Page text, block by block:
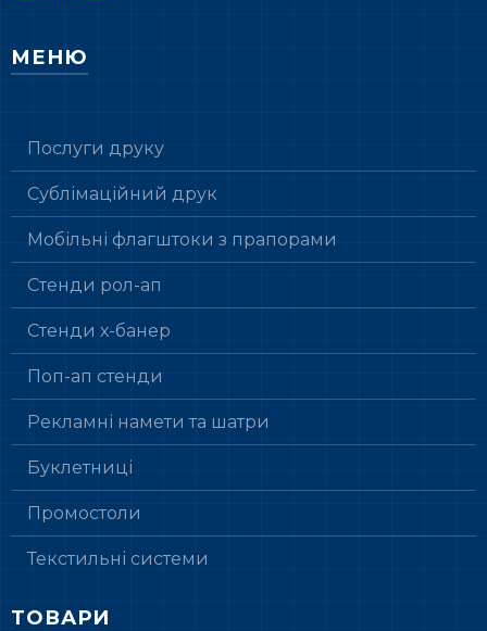
МЕНЮ
Послуги друку
Сублімаційний друк
Мобільні флагштоки з прапорами
Стенди рол-ап
Стенди х-банер
Поп-ап стенди
Рекламні намети та шатри
Буклетниці
Промостоли
Текстильні системи
ТОВАРИ